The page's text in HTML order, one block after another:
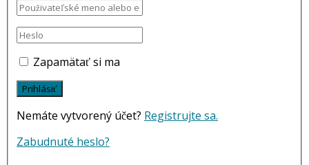
Zapamätať si ma
Nemáte vytvorený účet? Registrujte sa.
Zabudnuté heslo?